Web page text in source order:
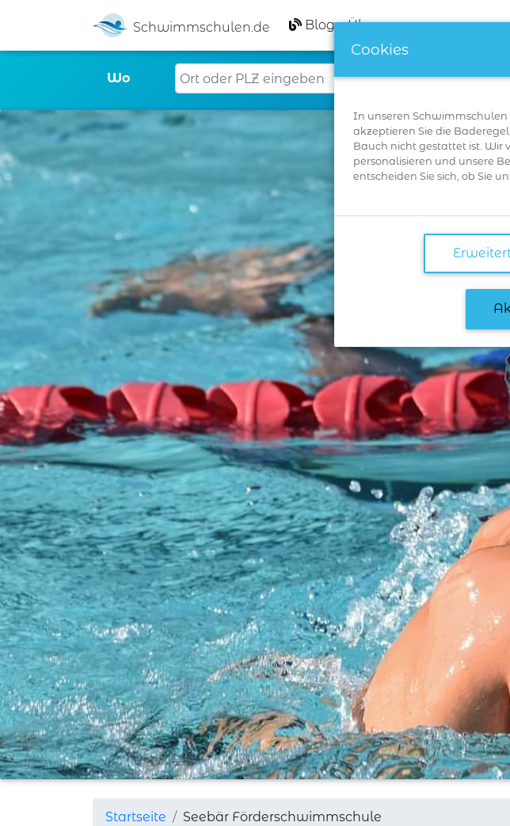
Schwimmschulen.de Blog Über uns
Wo
Startseite Seebär Förderschwimmschule
Cookies
In unseren Schwimmschulen
akzeptieren Sie die
Bauch nicht gestattet ist. Wir
personalisieren und unsere
entscheiden Sie sich, ob Sie